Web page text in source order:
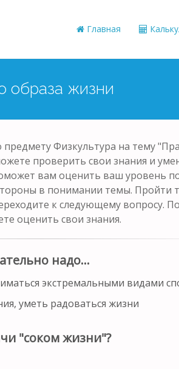
Главная
образа жизни
предмету Физкультура на тему
проверить свои знания и
вам оценить ваш уровень
в понимании темы. Пройти
к следующему вопросу.
оценить свои знания.
надо…
экстремальными видами
уметь радоваться жизни
"соком жизни"?